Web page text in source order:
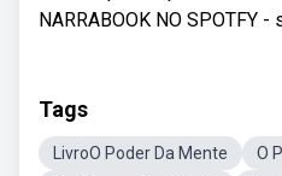
NARRABOOK NO SPOTFY
Tags
LivroO Poder Da Mente
O